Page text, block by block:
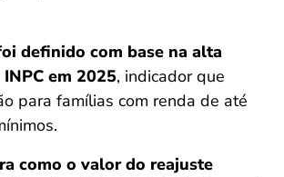
definido com base na alta
em 2025, indicador que
para famílias com renda de até
como o valor do reajuste